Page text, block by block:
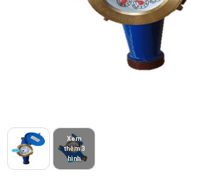
Xem
thêm 3
hình